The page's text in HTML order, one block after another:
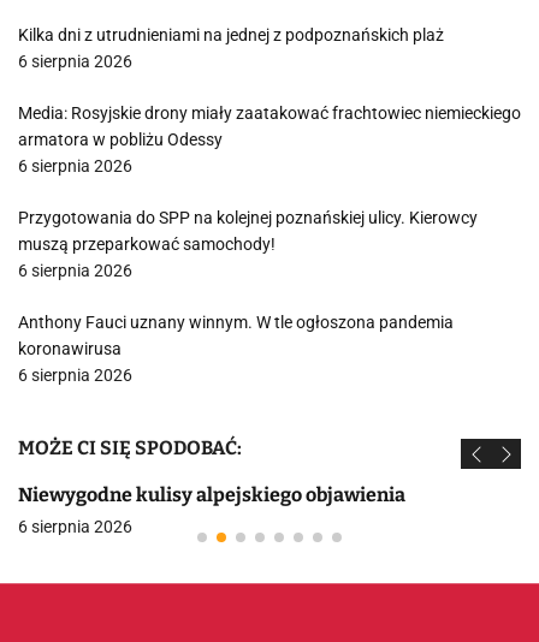
Kilka dni z utrudnieniami na jednej z podpoznańskich plaż
6 sierpnia 2026
Media: Rosyjskie drony miały zaatakować frachtowiec niemieckiego
armatora w pobliżu Odessy
6 sierpnia 2026
Przygotowania do SPP na kolejnej poznańskiej ulicy. Kierowcy
muszą przeparkować samochody!
6 sierpnia 2026
Anthony Fauci uznany winnym. W tle ogłoszona pandemia
koronawirusa
6 sierpnia 2026
MOŻE CI SIĘ SPODOBAĆ:
Niewygodne kulisy alpejskiego objawienia
6 sierpnia 2026